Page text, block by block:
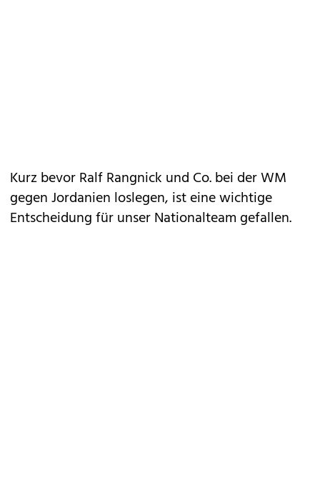
Kurz bevor Ralf Rangnick und Co. bei der WM
gegen Jordanien loslegen, ist eine wichtige
Entscheidung für unser Nationalteam gefallen.